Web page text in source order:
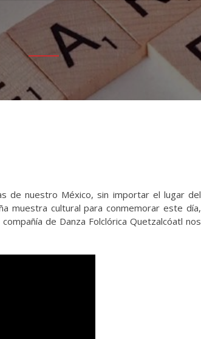
de nuestro México, sin importar el lugar del
muestra cultural para conmemorar este día,
de Danza Folclórica Quetzalcóatl nos